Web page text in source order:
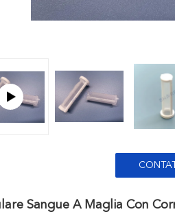
Sangue A Maglia Con